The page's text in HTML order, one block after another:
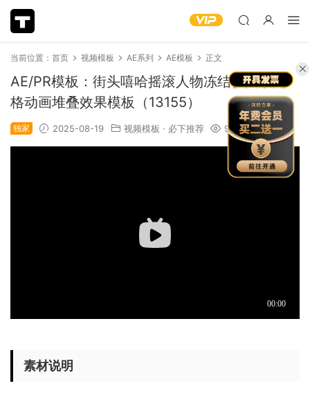
当前位置： 首页 视频模板 AE系列 AE模板 正文
AE/PR模板：街头嘻哈摇滚人物冻结帧文字定
格动画堆叠效果模板（13155）
独家 2025-08-19 视频模板 · 必下推荐 979
素材说明